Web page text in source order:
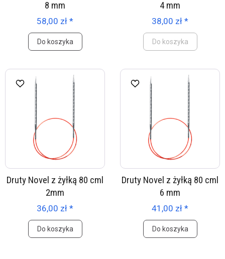
8 mm
58,00 zł *
Do koszyka
4 mm
38,00 zł *
Do koszyka
Druty Novel z żyłką 80 cml
2mm
36,00 zł *
Do koszyka
Druty Novel z żyłką 80 cml
6 mm
41,00 zł *
Do koszyka